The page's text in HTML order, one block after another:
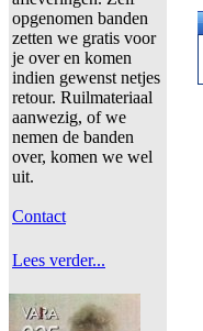
opgenomen banden
zetten we gratis voor
je over en komen
indien gewenst netjes
retour. Ruilmateriaal
aanwezig, of we
nemen de banden
over, komen we wel
uit.
Contact
Lees verder...